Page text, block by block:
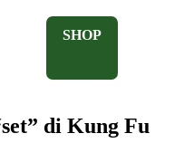
SHOP
di Kung Fu